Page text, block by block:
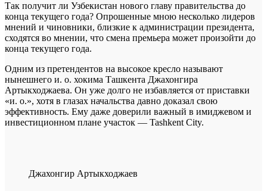
Так получит ли Узбекистан нового главу правительства до
конца текущего года? Опрошенные мною несколько лидеров
мнений и чиновники, близкие к администрации президента,
сходятся во мнении, что смена премьера может произойти до
конца текущего года.
Одним из претендентов на высокое кресло называют
нынешнего и. о. хокима Ташкента Джахонгира
Артыкходжаева. Он уже долго не избавляется от приставки
«и. о.», хотя в глазах начальства давно доказал свою
эффективность. Ему даже доверили важный в имиджевом и
инвестиционном плане участок — Tashkent City.
Джахонгир Артыкходжаев